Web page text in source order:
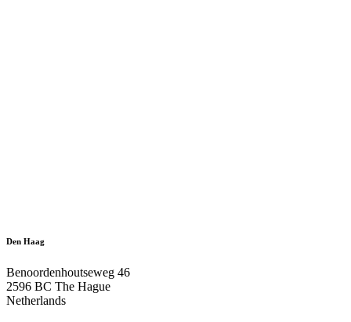
Den Haag
Benoordenhoutseweg 46
2596 BC The Hague
Netherlands